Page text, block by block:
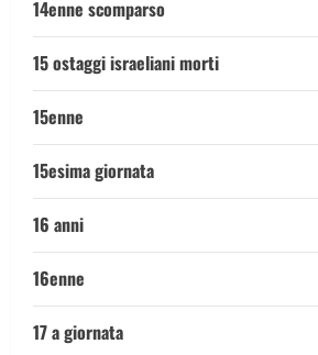
14enne scomparso
15 ostaggi israeliani morti
15enne
15esima giornata
16 anni
16enne
17 a giornata